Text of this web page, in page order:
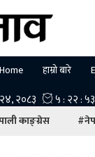
Home हाम्रो बारे
काङ्ग्रेस